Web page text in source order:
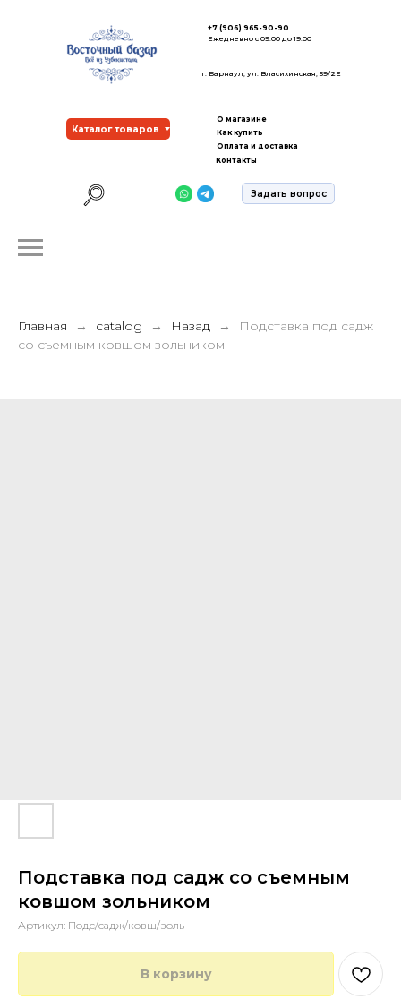
+7 (906) 965-90-90
Ежедневно с 09.00 до 19.00
г. Барнаул, ул. Власихинская, 59/2Е
Каталог товаров
Задать вопрос
О магазине
Как купить
Оплата и доставка
Контакты
Главная catalog Назад
Подставка под садж
со съемным ковшом зольником
Подставка под садж со съемным
ковшом зольником
Артикул: Подс/садж/ковш/золь
В корзину